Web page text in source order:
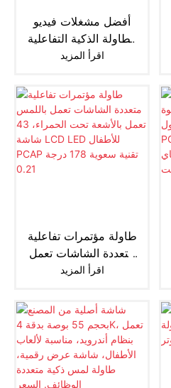
أفضل مشغلات فيديو
الطاولة الذكية التفاعلية
ذات الشاشات المتعددة
للمطعم
اقرأ المزيد
طاولة مؤتمرات تفاعلية
متعددة الشاشات تعمل
باللمس تعمل بالأشعة
شاشة LCD LED
للأطفال PCAP تقنية
سعوية 178 درجة
0.21
اقرأ المزيد